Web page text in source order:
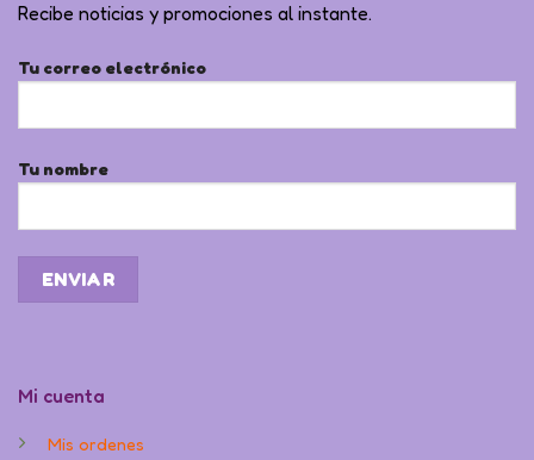
Mi cuenta
Mis ordenes
Recibe noticias y promociones al instante.
Tu correo electrónico
Tu nombre